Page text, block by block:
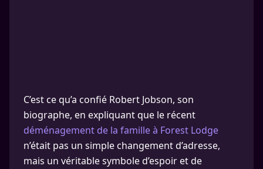
C’est ce qu’a confié Robert Jobson, son
biographe, en expliquant que le récent
déménagement de la famille à Forest Lodge
n’était pas un simple changement d’adresse,
mais un véritable symbole d’espoir et de